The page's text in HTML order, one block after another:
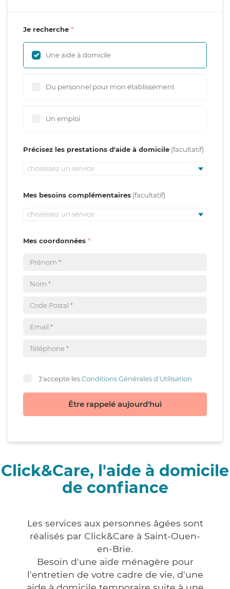
Je recherche
Une aide à domicile
Du personnel pour mon établissement
Un emploi
Précisez les prestations d'aide à domicile
choisissez un service
Mes besoins complémentaires
choisissez un service
Mes coordonnées
J'accepte lesConditions Générales d'Utilisation
Être rappelé aujourd'hui
Click&Care, l'aide à domicile
de confiance
Les services aux personnes âgées sont
réalisés par Click&Care à Saint-Ouen-
en-Brie.
Besoin d'une aide ménagère pour
l'entretien de votre cadre de vie, d'une